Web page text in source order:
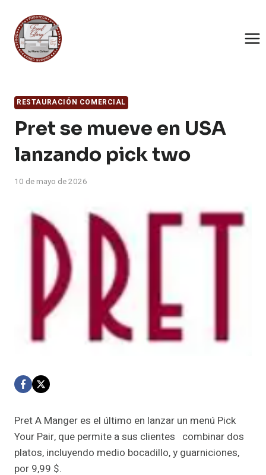
contenido
RESTAURACIÓN COMERCIAL
Pret se mueve en USA
lanzando pick two
10 de mayo de 2026
Pret A Manger es el último en lanzar un menú Pick
Your Pair, que permite a sus clientes combinar dos
platos, incluyendo medio bocadillo, y guarniciones,
por 9,99 $.